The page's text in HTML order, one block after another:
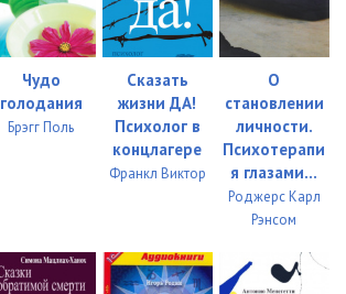
Чудо
голодания
Брэгг Поль
Сказать
жизни ДА!
Психолог в
концлагере
Франкл Виктор
О
становлении
личности.
Психотерапи
я глазами...
Роджерс Карл
Рэнсом